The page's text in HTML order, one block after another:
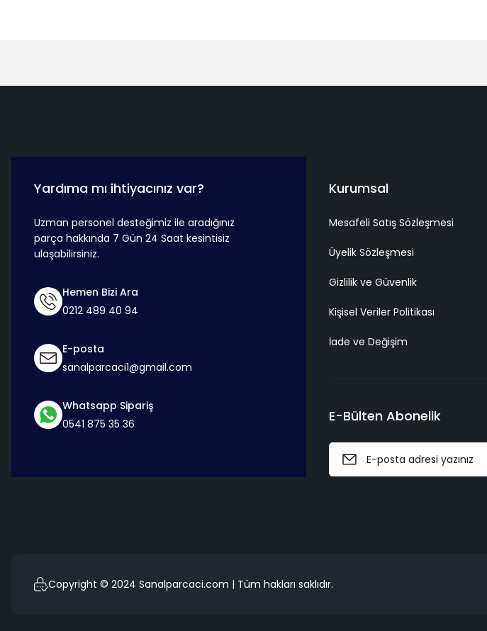
Yardıma mı ihtiyacınız var?
Uzman personel desteğimiz ile aradığınız
parça hakkında 7 Gün 24 Saat kesintisiz
ulaşabilirsiniz.
Hemen Bizi Ara
0212 489 40 94
E-posta
sanalparcaci1@gmail.com
Whatsapp Sipariş
0541 875 35 36
Kurumsal
Mesafeli Satış Sözleşmesi
Üyelik Sözleşmesi
Gizlilik ve Güvenlik
Kişisel Veriler Politikası
İade ve Değişim
E-Bülten Abonelik
Copyright © 2024 Sanalparcaci.com | Tüm hakları saklıdır.